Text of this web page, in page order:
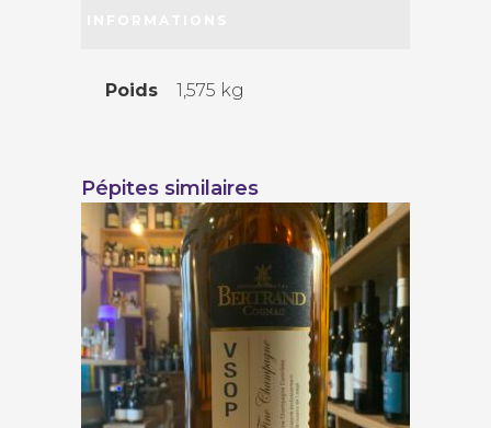
Poids 1,575 kg
Pépites similaires
Bertrand Cognac « Cognac